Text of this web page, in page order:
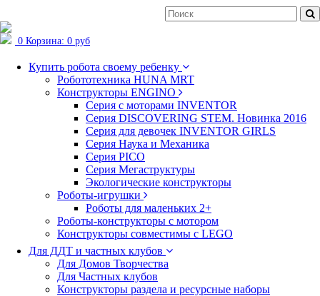
0 Корзина: 0 руб
Купить робота своему ребенку
Робототехника HUNA MRT
Конструкторы ENGINO
Серия с моторами INVENTOR
Серия DISCOVERING STEM. Новинка 2016
Серия для девочек INVENTOR GIRLS
Серия Наука и Механика
Серия PICO
Серия Мегаструктуры
Экологические конструкторы
Роботы-игрушки
Роботы для маленьких 2+
Роботы-конструкторы с мотором
Конструкторы совместимы с LEGO
Для ДДТ и частных клубов
Для Домов Творчества
Для Частных клубов
Конструкторы раздела и ресурсные наборы